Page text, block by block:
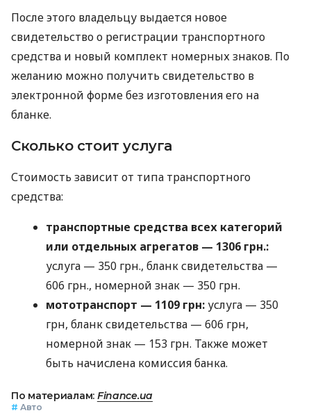
После этого владельцу выдается новое
свидетельство о регистрации транспортного
средства и новый комплект номерных знаков. По
желанию можно получить свидетельство в
электронной форме без изготовления его на
бланке.
Сколько стоит услуга
Стоимость зависит от типа транспортного
средства:
транспортные средства всех категорий
или отдельных агрегатов — 1306 грн.:
услуга — 350 грн., бланк свидетельства —
606 грн., номерной знак — 350 грн.
мототранспорт — 1109 грн: услуга — 350
грн, бланк свидетельства — 606 грн,
номерной знак — 153 грн. Также может
быть начислена комиссия банка.
По материалам: Finance.ua
# Авто